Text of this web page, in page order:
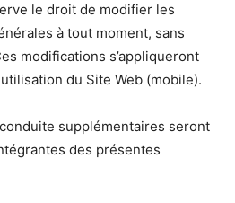
le droit de modifier les
à tout moment, sans
modifications s’appliqueront
du Site Web (mobile).
supplémentaires seront
des présentes